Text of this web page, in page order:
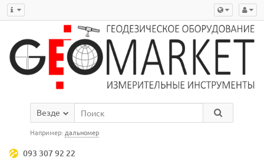
Везде
Например: дальномер
093 307 92 22